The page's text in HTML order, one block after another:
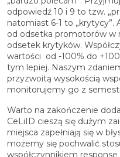
odpowiedź 10 i 9 to tzw.
natomiast 6-1 to „krytycy”.
od odsetka promotorów w
odsetek krytyków.
wartości od -100% do
tym lepiej. Naszym
przyzwoitą wysokością
monitorujemy go z
Warto na zakończenie
CeLiID cieszą się dużym
miejsca zapełniają się w
możemy się pochwalić